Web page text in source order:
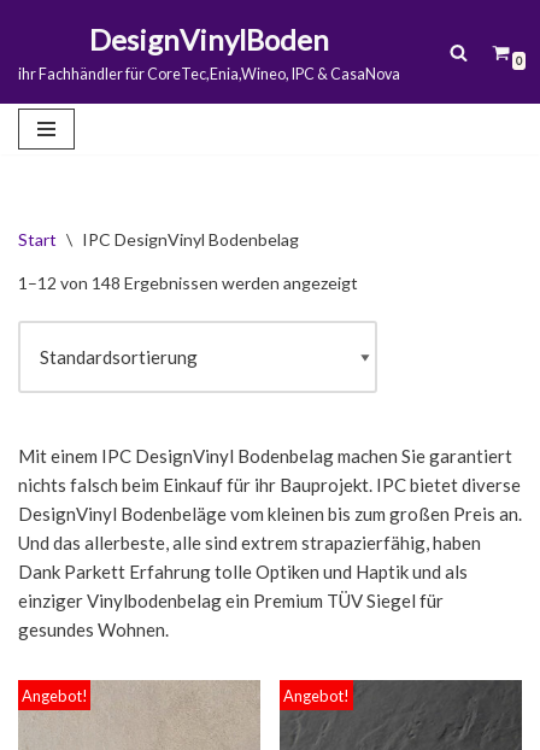
Zum
springen
DesignVinylBoden
ihr Fachhändler für CoreTec,Enia,Wineo, IPC & CasaNova
0
Start \ IPC DesignVinyl Bodenbelag
1–12 von 148 Ergebnissen werden angezeigt
Mit einem IPC DesignVinyl Bodenbelag machen Sie garantiert
nichts falsch beim Einkauf für ihr Bauprojekt. IPC bietet diverse
DesignVinyl Bodenbeläge vom kleinen bis zum großen Preis an.
Und das allerbeste, alle sind extrem strapazierfähig, haben
Dank Parkett Erfahrung tolle Optiken und Haptik und als
einziger Vinylbodenbelag ein Premium TÜV Siegel für
gesundes Wohnen.
Angebot! Angebot!